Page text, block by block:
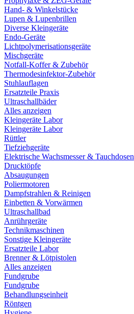
Hand- & Winkelstücke
Lupen & Lupenbrillen
Diverse Kleingeräte
Endo-Geräte
Lichtpolymerisationsgeräte
Mischgeräte
Notfall-Koffer & Zubehör
Thermodesinfektor-Zubehör
Stuhlauflagen
Ersatzteile Praxis
Ultraschallbäder
Alles anzeigen
Kleingeräte Labor
Kleingeräte Labor
Rüttler
Tiefziehgeräte
Elektrische Wachsmesser & Tauchdosen
Drucktöpfe
Absaugungen
Poliermotoren
Dampfstrahlen & Reinigen
Einbetten & Vorwärmen
Ultraschallbad
Anrührgeräte
Technikmaschinen
Sonstige Kleingeräte
Ersatzteile Labor
Brenner & Lötpistolen
Alles anzeigen
Fundgrube
Fundgrube
Behandlungseinheit
Röntgen